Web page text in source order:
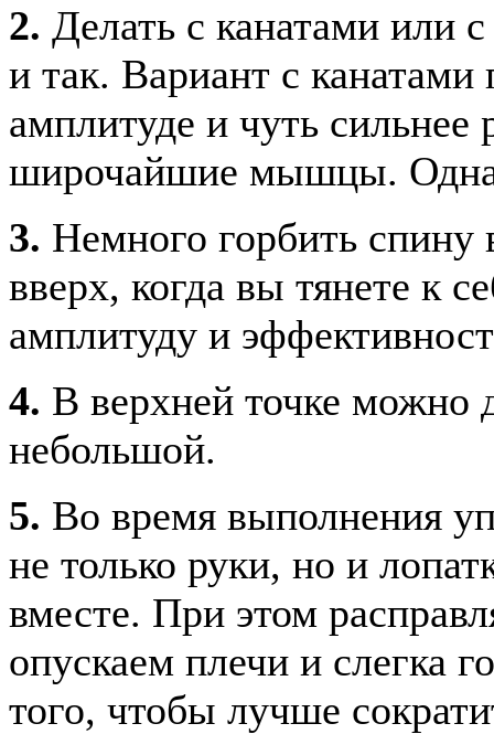
2. Делать с канатами или
и так. Вариант с канатами
амплитуде и чуть сильнее
широчайшие мышцы.
3. Немного горбить спину
вверх, когда вы тянете к
амплитуду и
4. В верхней точке можно
небольшой.
5. Во время выполнения
не только руки, но и
вместе. При этом
опускаем плечи и слегка
того, чтобы лучше